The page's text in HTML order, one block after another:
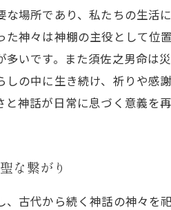
場所であり、私たちの生
神々は神棚の主役として位
いです。また須佐之男命は
の中に生き続け、祈りや感
神話が日常に息づく意義を
な繋がり
古代から続く神話の神々を